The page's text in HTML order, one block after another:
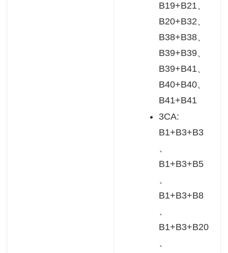
B19+B21、
B20+B32、
B38+B38、
B39+B39、
B39+B41、
B40+B40、
B41+B41
3CA:
B1+B3+B3
、
B1+B3+B5
、
B1+B3+B8
、
B1+B3+B20
、